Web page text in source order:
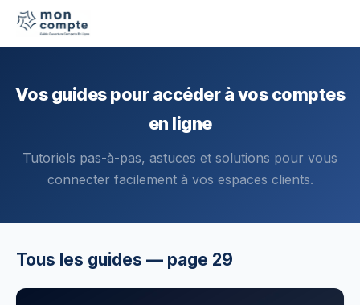
Vos guides pour accéder à vos comptes
en ligne
Tutoriels pas-à-pas, astuces et solutions pour vous
connecter facilement à vos espaces clients.
Tous les guides — page 29